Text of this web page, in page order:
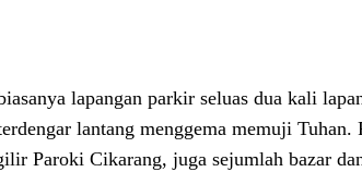
lapangan parkir seluas dua kali
lantang menggema memuji Tuhan.
Paroki Cikarang, juga sejumlah bazar